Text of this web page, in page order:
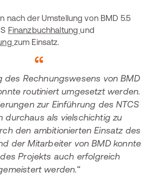
nach der Umstellung von BMD 5.5
Finanzbuchhaltungund
zum Einsatz.
des Rechnungswesens von BMD
routiniert umgesetzt werden.
zur Einführung des NTCS
durchaus als vielschichtig zu
den ambitionierten Einsatz des
der Mitarbeiter von BMD konnte
Projekts auch erfolgreich
werden.“